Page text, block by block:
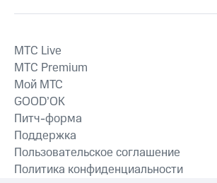
MTС Live
MTС Premium
Мой МТС
GOOD’OK
Питч-форма
Поддержка
Пользовательское соглашение
Политика конфиденциальности